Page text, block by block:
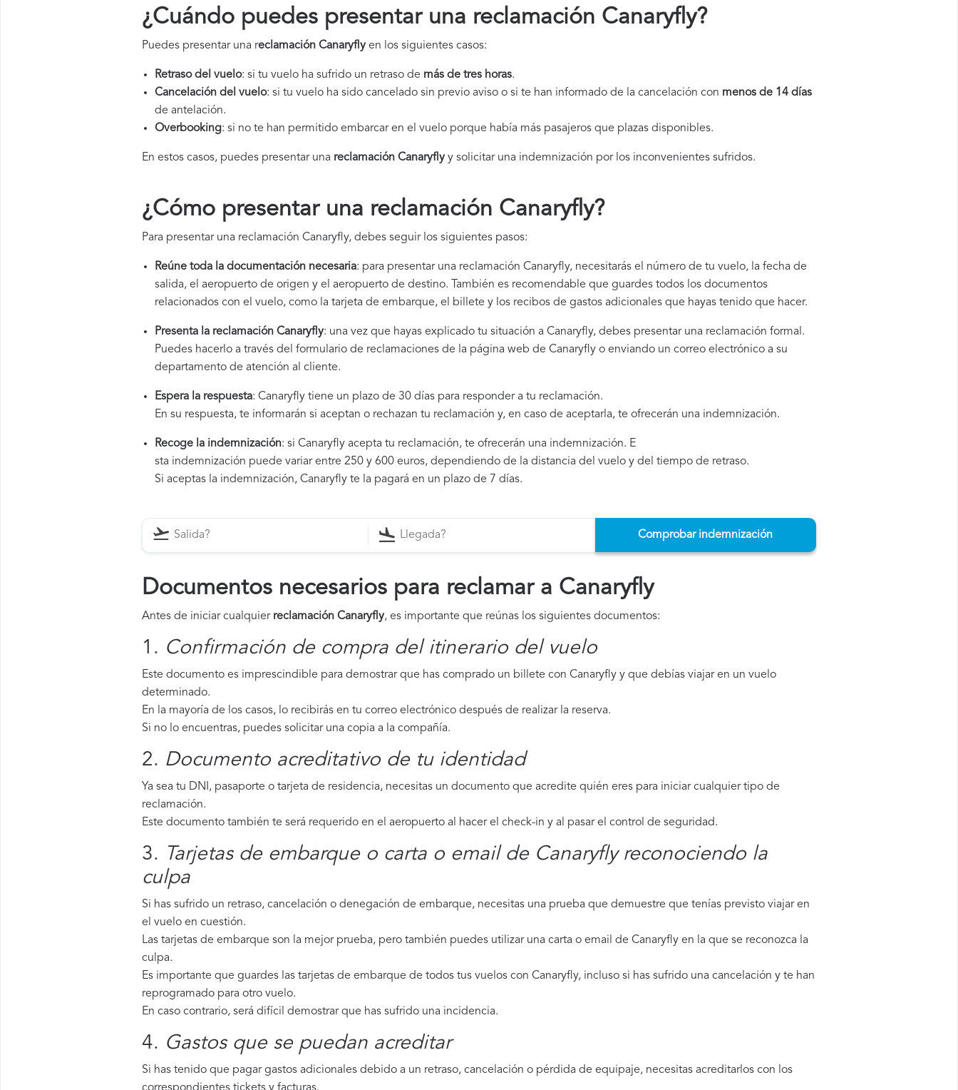
¿Cuándo puedes presentar una reclamación Canaryfly?
Puedes presentar una reclamación Canaryflyen los siguientes casos:
Retraso del vuelo: si tu vuelo ha sufrido un retraso de más de tres horas.
Cancelación del vuelo: si tu vuelo ha sido cancelado sin previo aviso o si te han informado de la cancelación con menos de 14 días
de antelación.
Overbooking: si no te han permitido embarcar en el vuelo porque había más pasajeros que plazas disponibles.
En estos casos, puedes presentar una reclamación Canaryfly​y solicitar una indemnización por los inconvenientes sufridos.
¿Cómo presentar una reclamación Canaryfly?
Para presentar una reclamación Canaryfly, debes seguir los siguientes pasos:
Reúne toda la documentación necesaria: para presentar una reclamación Canaryfly, necesitarás el número de tu vuelo, la fecha de
salida, el aeropuerto de origen y el aeropuerto de destino. También es recomendable que guardes todos los documentos
relacionados con el vuelo, como la tarjeta de embarque, el billete y los recibos de gastos adicionales que hayas tenido que hacer.
Presenta la reclamación Canaryfly: una vez que hayas explicado tu situación a Canaryfly, debes presentar una reclamación formal.
Puedes hacerlo a través del formulario de reclamaciones de la página web de Canaryfly o enviando un correo electrónico a su
departamento de atención al cliente.
Espera la respuesta: Canaryfly tiene un plazo de 30 días para responder a tu reclamación.
En su respuesta, te informarán si aceptan o rechazan tu reclamación y, en caso de aceptarla, te ofrecerán una indemnización.
Recoge la indemnización: si Canaryfly acepta tu reclamación, te ofrecerán una indemnización. E
sta indemnización puede variar entre 250 y 600 euros, dependiendo de la distancia del vuelo y del tiempo de retraso.
Si aceptas la indemnización, Canaryfly te la pagará en un plazo de 7 días.
Comprobar indemnización
Documentos necesarios para reclamar a Canaryfly
Antes de iniciar cualquier reclamación Canaryfly, es importante que reúnas los siguientes documentos:
1. Confirmación de compra del itinerario del vuelo
Este documento es imprescindible para demostrar que has comprado un billete con Canaryfly y que debías viajar en un vuelo
determinado.
En la mayoría de los casos, lo recibirás en tu correo electrónico después de realizar la reserva.
Si no lo encuentras, puedes solicitar una copia a la compañía.
2. Documento acreditativo de tu identidad
Ya sea tu DNI, pasaporte o tarjeta de residencia, necesitas un documento que acredite quién eres para iniciar cualquier tipo de
reclamación.
Este documento también te será requerido en el aeropuerto al hacer el check-in y al pasar el control de seguridad.
3.
Tarjetas de embarque o carta o email de Canaryfly reconociendo la
culpa
Si has sufrido un retraso, cancelación o denegación de embarque, necesitas una prueba que demuestre que tenías previsto viajar en
el vuelo en cuestión.
Las tarjetas de embarque son la mejor prueba, pero también puedes utilizar una carta o email de Canaryfly en la que se reconozca la
culpa.
Es importante que guardes las tarjetas de embarque de todos tus vuelos con Canaryfly, incluso si has sufrido una cancelación y te han
reprogramado para otro vuelo.
En caso contrario, será difícil demostrar que has sufrido una incidencia.
4. Gastos que se puedan acreditar
Si has tenido que pagar gastos adicionales debido a un retraso, cancelación o pérdida de equipaje, necesitas acreditarlos con los